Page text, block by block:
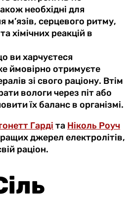
необхідні для
м’язів, серцевого ритму,
хімічних реакцій в
ви харчуєтеся
ймовірно отримуєте
зі свого раціону. Втім
вологи через піт або
їх баланс в організмі.
Гарді та Ніколь Роуч
джерел електролітів,
раціон.